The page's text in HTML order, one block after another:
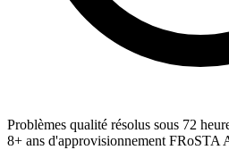
Problèmes qualité résolus sous 72
8+ ans d'approvisionnement FRoSTA